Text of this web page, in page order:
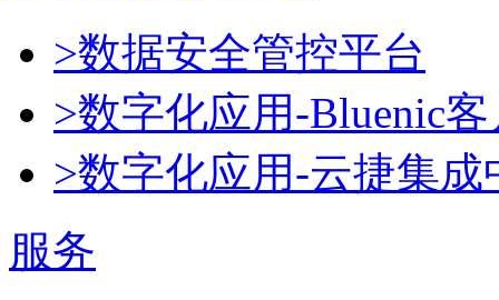
>数据安全管控平台
>数字化应用-Bluenic
>数字化应用-云捷集成
服务